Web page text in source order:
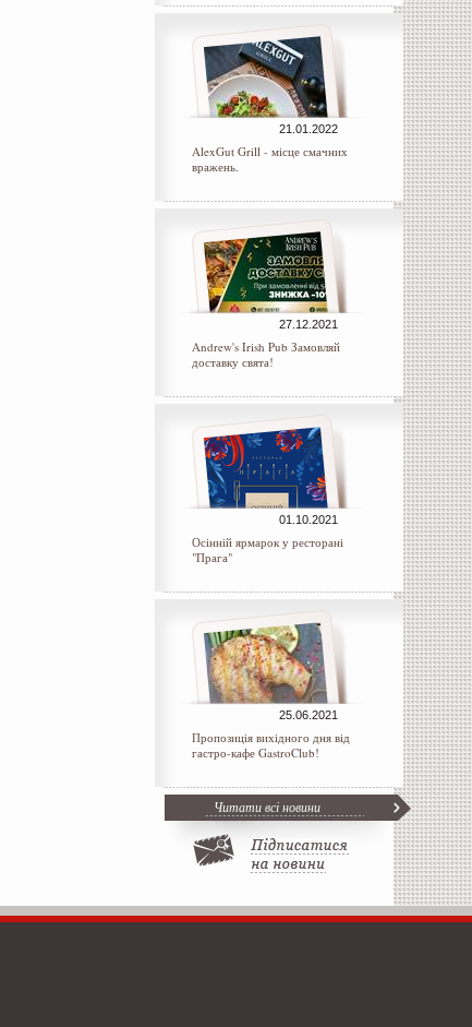
21.01.2022
AlexGut Grill - місце смачних
вражень.
27.12.2021
Andrew's Irish Pub Замовляй
доставку свята!
01.10.2021
Осінній ярмарок у ресторані
"Прага"
25.06.2021
Пропозиція вихідного дня від
гастро-кафе GastroClub!
Читати всі новини